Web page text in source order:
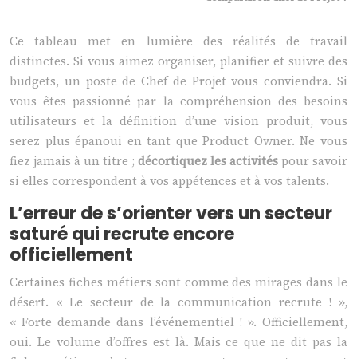
Ce tableau met en lumière des réalités de travail
distinctes. Si vous aimez organiser, planifier et suivre des
budgets, un poste de Chef de Projet vous conviendra. Si
vous êtes passionné par la compréhension des besoins
utilisateurs et la définition d’une vision produit, vous
serez plus épanoui en tant que Product Owner. Ne vous
fiez jamais à un titre ; décortiquez les activitéspour savoir
si elles correspondent à vos appétences et à vos talents.
L’erreur de s’orienter vers un secteur
saturé qui recrute encore
officiellement
Certaines fiches métiers sont comme des mirages dans le
désert. « Le secteur de la communication recrute ! »,
« Forte demande dans l’événementiel ! ». Officiellement,
oui. Le volume d’offres est là. Mais ce que ne dit pas la